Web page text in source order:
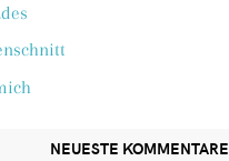
NEUESTE KOMMENTARE